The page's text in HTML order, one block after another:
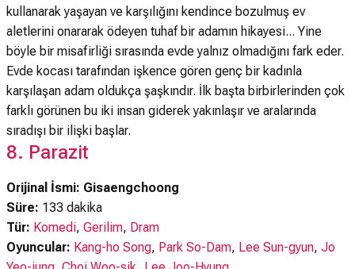
kullanarak yaşayan ve karşılığını kendince bozulmuş ev
aletlerini onararak ödeyen tuhaf bir adamın hikayesi... Yine
böyle bir misafirliği sırasında evde yalnız olmadığını fark eder.
Evde kocası tarafından işkence gören genç bir kadınla
karşılaşan adam oldukça şaşkındır. İlk başta birbirlerinden çok
farklı görünen bu iki insan giderek yakınlaşır ve aralarında
sıradışı bir ilişki başlar.
8. Parazit
Orijinal İsmi: Gisaengchoong
Süre: 133 dakika
Tür: Komedi, Gerilim, Dram
Oyuncular: Kang-ho Song, Park So-Dam, Lee Sun-gyun, Jo